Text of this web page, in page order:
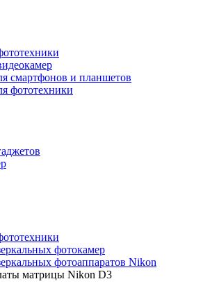
смартфонов и планшетов
фототехники
фотокамер
фотоаппаратов Nikon
матрицы Nikon D3